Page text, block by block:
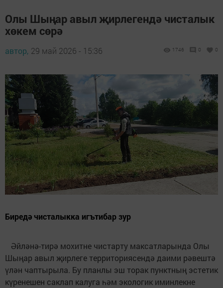
Олы Шыңар авыл җирлегендә чисталык
хөкем сөрә
автор, 29 май 2026 - 15:36 1746 0 0
Биредә чисталыкка игътибар зур
Әйләнә-тирә мохитне чистарту максатларында Олы
Шыңар авыл җирлеге территориясендә даими рәвештә
үлән чаптырыла. Бу планлы эш торак пунктның эстетик
күренешен саклап калуга һәм экологик иминлекне